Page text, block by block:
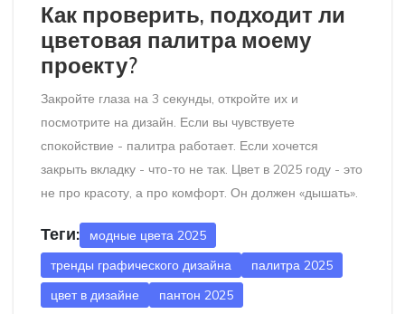
Как проверить, подходит ли
цветовая палитра моему
проекту?
Закройте глаза на 3 секунды, откройте их и
посмотрите на дизайн. Если вы чувствуете
спокойствие - палитра работает. Если хочется
закрыть вкладку - что-то не так. Цвет в 2025 году - это
не про красоту, а про комфорт. Он должен «дышать».
Теги:
модные цвета 2025
тренды графического дизайна
палитра 2025
цвет в дизайне
пантон 2025